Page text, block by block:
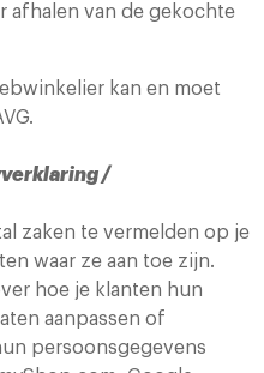
afhalen van de gekochte
kan en moet
/
zaken te vermelden op je
waar ze aan toe zijn.
hoe je klanten hun
aanpassen of
persoonsgegevens